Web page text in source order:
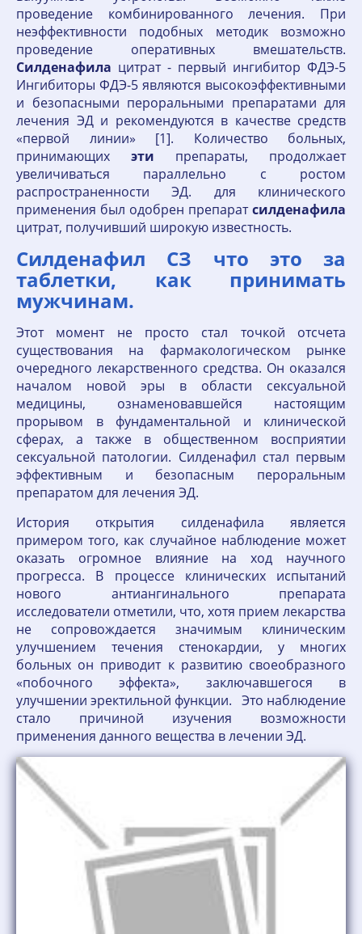
проведение комбинированного лечения. При
неэффективности подобных методик возможно
проведение оперативных вмешательств.
Силденафила цитрат - первый ингибитор ФДЭ-5
Ингибиторы ФДЭ-5 являются высокоэффективными
и безопасными пероральными препаратами для
лечения ЭД и рекомендуются в качестве средств
«первой линии» [1]. Количество больных,
принимающих эти препараты, продолжает
увеличиваться параллельно с ростом
распространенности ЭД. для клинического
применения был одобрен препаратсилденафила
цитрат, получивший широкую известность.
Силденафил СЗ что это за
таблетки, как принимать
мужчинам.
Этот момент не просто стал точкой отсчета
существования на фармакологическом рынке
очередного лекарственного средства. Он оказался
началом новой эры в области сексуальной
медицины, ознаменовавшейся настоящим
прорывом в фундаментальной и клинической
сферах, а также в общественном восприятии
сексуальной патологии. Силденафил стал первым
эффективным и безопасным пероральным
препаратом для лечения ЭД.
История открытия силденафила является
примером того, как случайное наблюдение может
оказать огромное влияние на ход научного
прогресса. В процессе клинических испытаний
нового антиангинального препарата
исследователи отметили, что, хотя прием лекарства
не сопровождается значимым клиническим
улучшением течения стенокардии, у многих
больных он приводит к развитию своеобразного
«побочного эффекта», заключавшегося в
улучшении эректильной функции. Это наблюдение
стало причиной изучения возможности
применения данного вещества в лечении ЭД.